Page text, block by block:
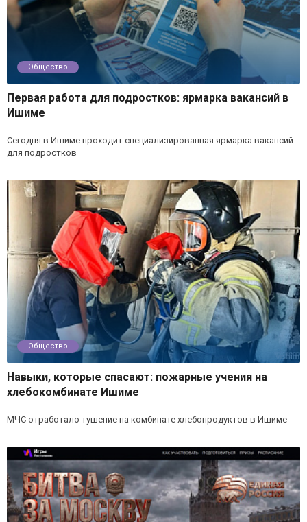
Общество
Первая работа для подростков: ярмарка вакансий в
Ишиме
Сегодня в Ишиме проходит специализированная ярмарка вакансий
для подростков
Общество
Навыки, которые спасают: пожарные учения на
хлебокомбинате Ишиме
МЧС отработало тушение на комбинате хлебопродуктов в Ишиме